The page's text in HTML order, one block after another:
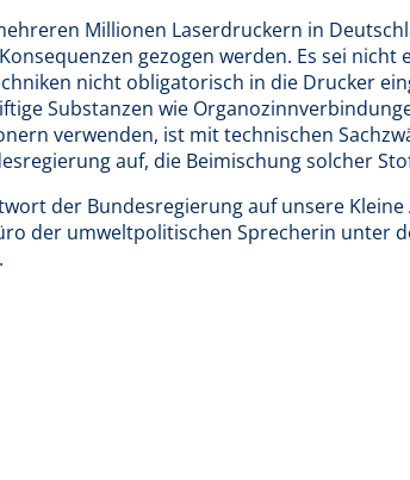
Millionen Laserdruckern in
gezogen werden. Es sei nicht
nicht obligatorisch in die Drucker
Substanzen wie
verwenden, ist mit technischen
auf, die Beimischung solcher
der Bundesregierung auf unsere
der umweltpolitischen Sprecherin unter